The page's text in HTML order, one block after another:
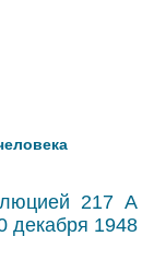
217 А
декабря 1948